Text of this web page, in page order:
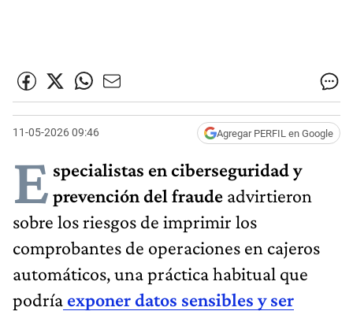
11-05-2026 09:46 Agregar PERFIL en Google
E specialistas en ciberseguridad y
prevención del fraude advirtieron
sobre los riesgos de imprimir los
comprobantes de operaciones en cajeros
automáticos, una práctica habitual que
podría exponer datos sensibles y ser